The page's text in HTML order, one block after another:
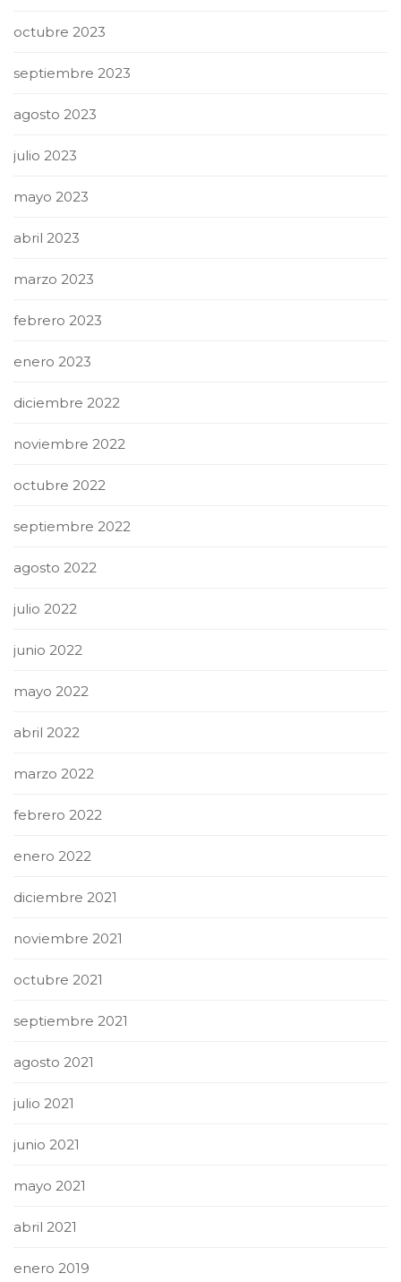
octubre 2023
septiembre 2023
agosto 2023
julio 2023
mayo 2023
abril 2023
marzo 2023
febrero 2023
enero 2023
diciembre 2022
noviembre 2022
octubre 2022
septiembre 2022
agosto 2022
julio 2022
junio 2022
mayo 2022
abril 2022
marzo 2022
febrero 2022
enero 2022
diciembre 2021
noviembre 2021
octubre 2021
septiembre 2021
agosto 2021
julio 2021
junio 2021
mayo 2021
abril 2021
enero 2019